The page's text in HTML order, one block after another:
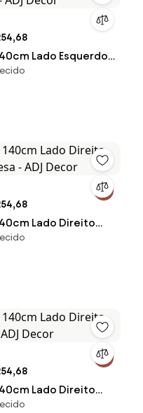
Lado Esquerdo
ADJ Decor
Lado Direito
- ADJ Decor
Lado Direito
Decor